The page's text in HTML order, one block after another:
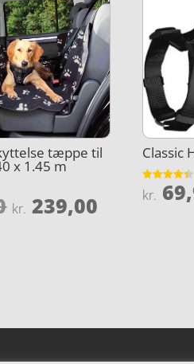
tæppe til
x 1.45 m
Den
oprindelige
kr. 239,00
Classic
Vurderet
4.4
kr.